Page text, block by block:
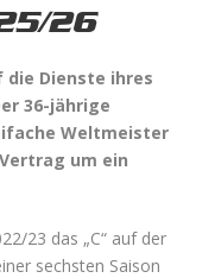
26
die Dienste ihres
36-jährige
Weltmeister
um ein
23 das „C“ auf der
sechsten Saison